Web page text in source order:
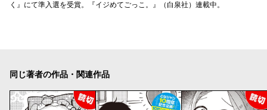
く』にて準入選を受賞。『イジめてごっこ。』（白泉社）連載中。
同じ著者の作品・関連作品